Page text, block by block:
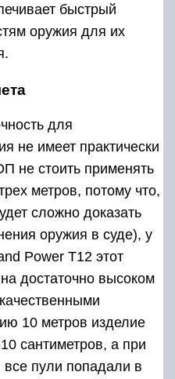
быстрый
оружия для их
для
не имеет практически
не стоить применять
метров, потому что,
сложно доказать
оружия в суде), у
Power T12 этот
достаточно высоком
10 метров изделие
сантиметров, а при
все пули попадали в